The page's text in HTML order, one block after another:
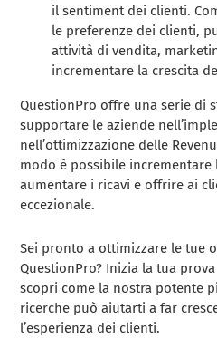
il sentiment dei clienti.
le preferenze dei clienti,
attività di vendita,
incrementare la crescita
QuestionPro offre una serie di
supportare le aziende
nell’ottimizzazione delle
modo è possibile incrementare
aumentare i ricavi e offrire ai
eccezionale.
Sei pronto a ottimizzare le tue
QuestionPro? Inizia la tua
scopri come la nostra potente
ricerche può aiutarti a far
l’esperienza dei clienti.